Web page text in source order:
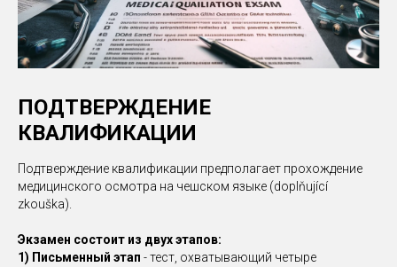
ПОДТВЕРЖДЕНИЕ
КВАЛИФИКАЦИИ
Подтверждение квалификации предполагает прохождение
медицинского осмотра на чешском языке (doplňující
zkouška).
Экзамен состоит из двух этапов:
1) Письменный этап - тест, охватывающий четыре